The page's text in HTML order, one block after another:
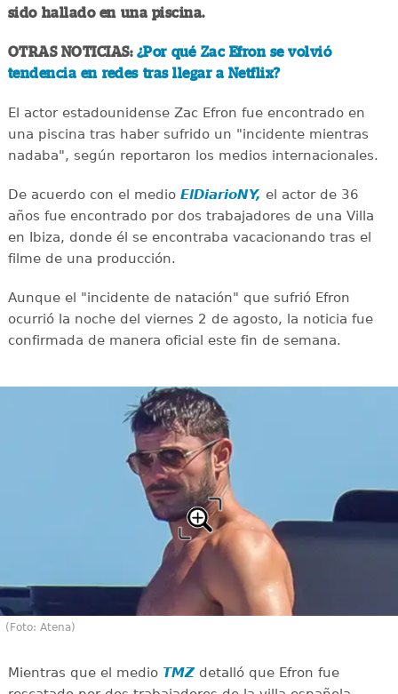
sido hallado en una piscina.
OTRAS NOTICIAS: ¿Por qué Zac Efron se volvió
tendencia en redes tras llegar a Netflix?
El actor estadounidense Zac Efron fue encontrado en
una piscina tras haber sufrido un "incidente mientras
nadaba", según reportaron los medios internacionales.
De acuerdo con el medioElDiarioNY, el actor de 36
años fue encontrado por dos trabajadores de una Villa
en Ibiza, donde él se encontraba vacacionando tras el
filme de una producción.
Aunque el "incidente de natación" que sufrió Efron
ocurrió la noche del viernes 2 de agosto, la noticia fue
confirmada de manera oficial este fin de semana.
(Foto: Atena)
Mientras que el medio TMZ detalló que Efron fue